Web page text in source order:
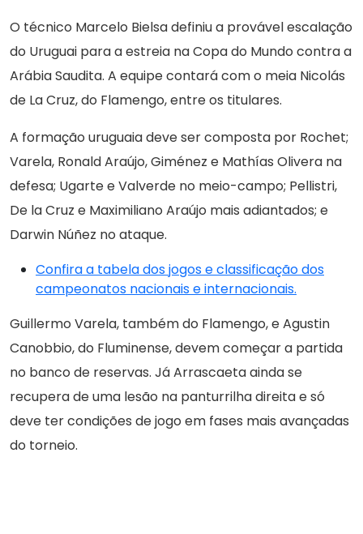
O técnico Marcelo Bielsa definiu a provável escalação
do Uruguai para a estreia na Copa do Mundo contra a
Arábia Saudita. A equipe contará com o meia Nicolás
de La Cruz, do Flamengo, entre os titulares.
A formação uruguaia deve ser composta por Rochet;
Varela, Ronald Araújo, Giménez e Mathías Olivera na
defesa; Ugarte e Valverde no meio-campo; Pellistri,
De la Cruz e Maximiliano Araújo mais adiantados; e
Darwin Núñez no ataque.
Confira a tabela dos jogos e classificação dos
campeonatos nacionais e internacionais.
Guillermo Varela, também do Flamengo, e Agustin
Canobbio, do Fluminense, devem começar a partida
no banco de reservas. Já Arrascaeta ainda se
recupera de uma lesão na panturrilha direita e só
deve ter condições de jogo em fases mais avançadas
do torneio.